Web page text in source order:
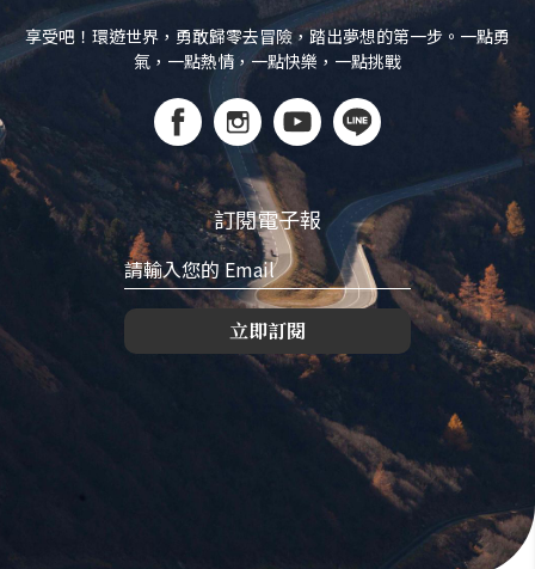
享受吧！環遊世界，勇敢歸零去冒險，踏出夢想的第一步。一點勇
氣，一點熱情，一點快樂，一點挑戰
訂閱電子報
立即訂閱